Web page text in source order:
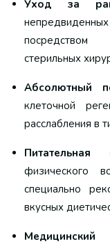
Уход за
посредством
стерильных
Абсолютный
клеточной
расслабления в
Питательная
физического
специально
вкусных
Медицинский